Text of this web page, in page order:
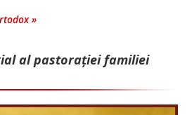
»
al pastorației familiei